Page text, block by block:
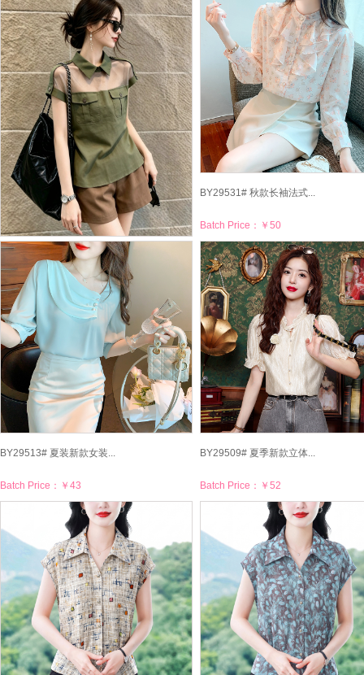
BY29536# 设计小众别致...
Batch Price： ￥53
BY29531# 秋款长袖法式...
Batch Price： ￥50
BY29513# 夏装新款女装...
Batch Price： ￥43
BY29509# 夏季新款立体...
Batch Price： ￥52